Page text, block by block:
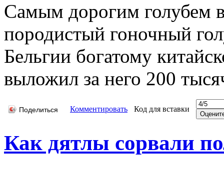
Самым дорогим голубем
породистый гоночный
Бельгии богатому
выложил за него 200
Поделиться Комментировать Код для вставки
Как дятлы сорвали